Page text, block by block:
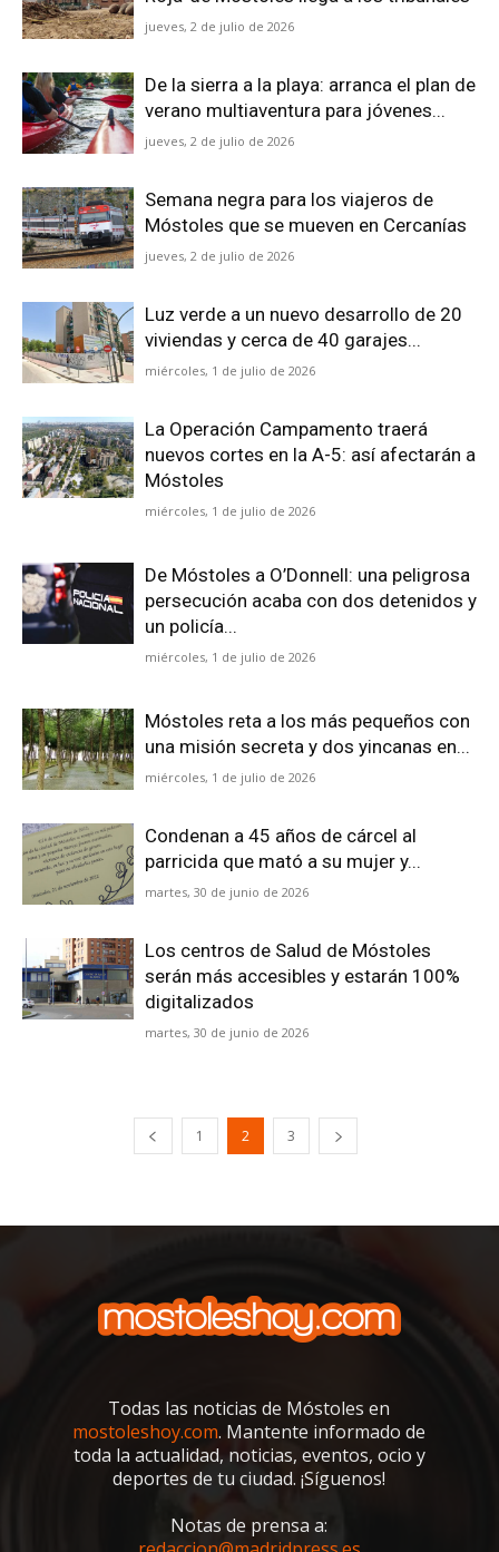
jueves, 2 de julio de 2026
De la sierra a la playa: arranca el plan de
verano multiaventura para jóvenes...
jueves, 2 de julio de 2026
Semana negra para los viajeros de
Móstoles que se mueven en Cercanías
jueves, 2 de julio de 2026
Luz verde a un nuevo desarrollo de 20
viviendas y cerca de 40 garajes...
miércoles, 1 de julio de 2026
La Operación Campamento traerá
nuevos cortes en la A-5: así afectarán a
Móstoles
miércoles, 1 de julio de 2026
De Móstoles a O’Donnell: una peligrosa
persecución acaba con dos detenidos y
un policía...
miércoles, 1 de julio de 2026
Móstoles reta a los más pequeños con
una misión secreta y dos yincanas en...
miércoles, 1 de julio de 2026
Condenan a 45 años de cárcel al
parricida que mató a su mujer y...
martes, 30 de junio de 2026
Los centros de Salud de Móstoles
serán más accesibles y estarán 100%
digitalizados
martes, 30 de junio de 2026
1 2 3
Todas las noticias de Móstoles en
mostoleshoy.com. Mantente informado de
toda la actualidad, noticias, eventos, ocio y
deportes de tu ciudad. ¡Síguenos!
Notas de prensa a: